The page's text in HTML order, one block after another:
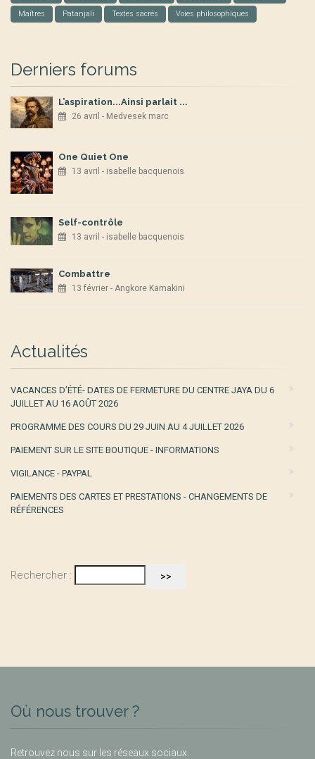
Maîtres Patanjali Textes sacrés Voies philosophiques
Derniers forums
L’aspiration...Ainsi parlait ...
26 avril - Medvesek marc
One Quiet One
13 avril - isabelle bacquenois
Self-contrôle
13 avril - isabelle bacquenois
Combattre
13 février - Angkore Kamakini
Actualités
VACANCES D’ÉTÉ- DATES DE FERMETURE DU CENTRE JAYA DU 6
JUILLET AU 16 AOÛT 2026
PROGRAMME DES COURS DU 29 JUIN AU 4 JUILLET 2026
PAIEMENT SUR LE SITE BOUTIQUE - INFORMATIONS
VIGILANCE - PAYPAL
PAIEMENTS DES CARTES ET PRESTATIONS - CHANGEMENTS DE
RÉFÉRENCES
Rechercher :
Où nous trouver ?
Retrouvez nous sur les réseaux sociaux.